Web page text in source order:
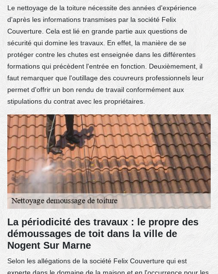
Le nettoyage de la toiture nécessite des années d'expérience
d'après les informations transmises par la société Felix
Couverture. Cela est lié en grande partie aux questions de
sécurité qui domine les travaux. En effet, la manière de se
protéger contre les chutes est enseignée dans les différentes
formations qui précèdent l'entrée en fonction. Deuxièmement, il
faut remarquer que l'outillage des couvreurs professionnels leur
permet d'offrir un bon rendu de travail conformément aux
stipulations du contrat avec les propriétaires.
La périodicité des travaux : le propre des
démoussages de toit dans la ville de
Nogent Sur Marne
Selon les allégations de la société Felix Couverture qui est
experte dans le domaine de la maison et en l'occurrence pour les